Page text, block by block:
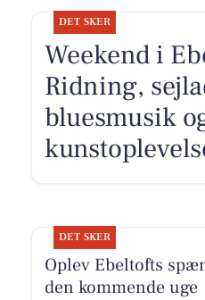
DET SKER
Weekend i
Ridning,
bluesmusik
DET SKER
Oplev Ebeltofts
den kommende uge